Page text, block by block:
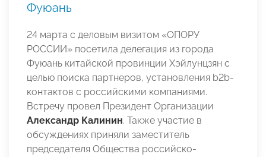
Фуюань
24 марта с деловым визитом «ОПОРУ
РОССИИ» посетила делегация из города
Фуюань китайской провинции Хэйлунцзян с
целью поиска партнеров, установления b2b-
контактов с российскими компаниями.
Встречу провел Президент Организации
Александр Калинин. Также участие в
обсуждениях приняли заместитель
председателя Общества российско-